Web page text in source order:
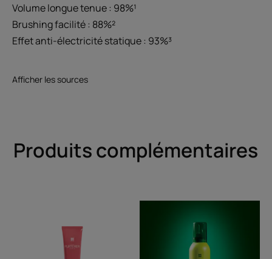
Volume longue tenue : 98%¹
Brushing facilité : 88%²
Effet anti-électricité statique : 93%³
Afficher les sources
Produits complémentaires
de
jeunesse
amplifiante